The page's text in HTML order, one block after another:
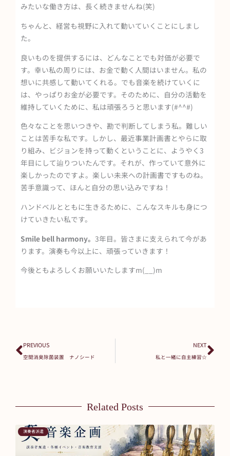
みたいな働き方は、長く続きませんね(笑)
ちゃんと、経営も視野に入れて動いていくことにしまし
た。
良いものを提供するには、どんなことでも対価が必要で
す。幸い私の周りには、お金で動く人間はいません。私の
想いに共感して動いてくれる。でも音楽を続けていくに
は、やっぱりお金が必要です。そのために、自分の活動を
維持していくために、私は頑張ろうと思います(#^^#)
色々なことを思いつきや、勘で判断してしまう私。難しい
ことは苦手な私です。しかし、最近事業計画書とやらに取
り組み、ビジョンを持って動くということに、ようやく3
年目にして辿りついたんです。それが、作っていて意外に
楽しかったのですよ。楽しい未来への計画書ですものね。
苦手意識って、ほんと自分の思い込みですね！
ハンドベルとともに生きるために、こんなスキルも身につ
けていきたい私です。
Smile bell harmony。 3年目。皆さまに支えられて今があ
ります。演奏も今以上に、頑張っていきます！
今後ともよろしくお願いいたしますm(__)m
PREVIOUS
空間消臭除菌装置 ナノシード
NEXT
私と一緒に自主練習☆
Related Posts
演奏者派遣